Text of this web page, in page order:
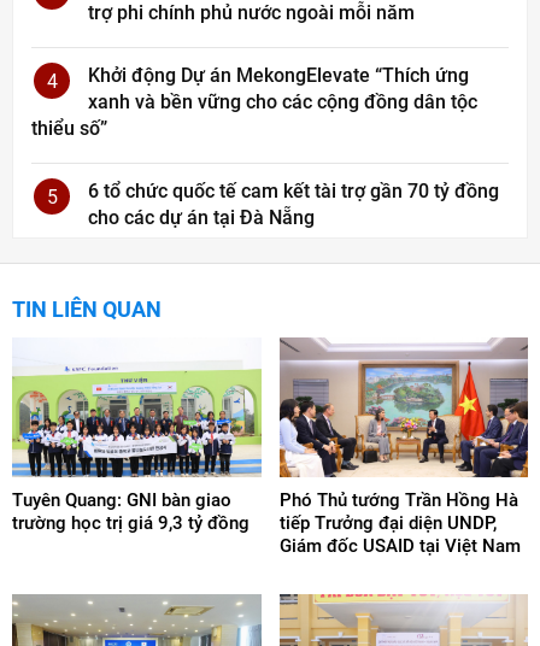
trợ phi chính phủ nước ngoài mỗi năm
4
Khởi động Dự án MekongElevate “Thích ứng
xanh và bền vững cho các cộng đồng dân tộc
thiểu số”
5
6 tổ chức quốc tế cam kết tài trợ gần 70 tỷ đồng
cho các dự án tại Đà Nẵng
TIN LIÊN QUAN
Tuyên Quang: GNI bàn giao
trường học trị giá 9,3 tỷ đồng
Phó Thủ tướng Trần Hồng Hà
tiếp Trưởng đại diện UNDP,
Giám đốc USAID tại Việt Nam